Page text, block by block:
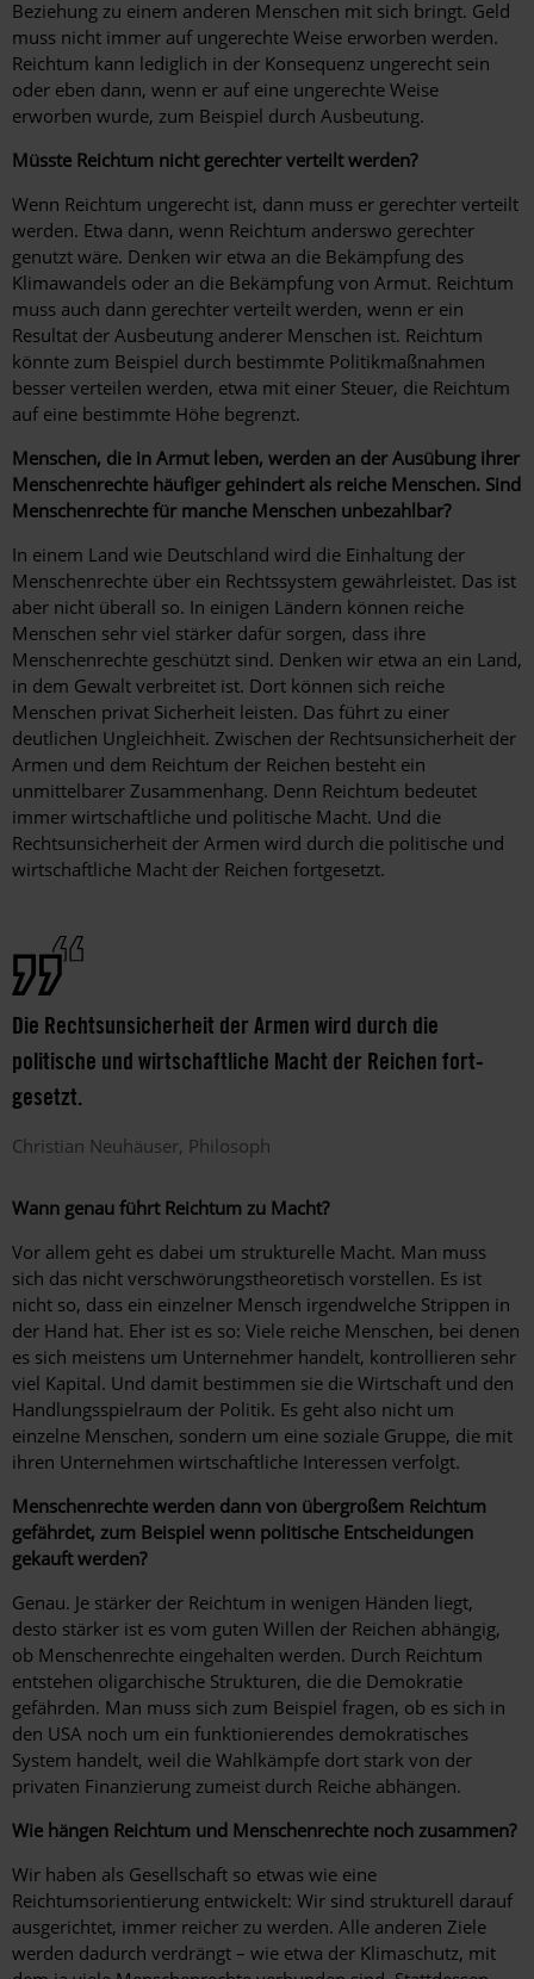
Beziehung zu einem anderen Menschen mit sich bringt. Geld
muss nicht immer auf ungerechte Weise erworben werden.
Reichtum kann lediglich in der Konsequenz ungerecht sein
oder eben dann, wenn er auf eine ungerechte Weise
erworben wurde, zum Beispiel durch Ausbeutung.
Müsste Reichtum nicht gerechter verteilt werden?
Wenn Reichtum ungerecht ist, dann muss er gerechter verteilt
werden. Etwa dann, wenn Reichtum anderswo gerechter
genutzt wäre. Denken wir etwa an die Bekämpfung des
Klimawandels oder an die Bekämpfung von Armut. Reichtum
muss auch dann gerechter verteilt werden, wenn er ein
Resultat der Ausbeutung anderer Menschen ist. Reichtum
könnte zum Beispiel durch bestimmte Politikmaßnahmen
besser verteilen werden, etwa mit einer Steuer, die Reichtum
auf eine bestimmte Höhe begrenzt.
Menschen, die in Armut leben, werden an der Ausübung ihrer
Menschenrechte häufiger gehindert als reiche Menschen. Sind
Menschenrechte für manche Menschen unbezahlbar?
In einem Land wie Deutschland wird die Einhaltung der
Menschenrechte über ein Rechtssystem gewährleistet. Das ist
aber nicht überall so. In einigen Ländern können reiche
Menschen sehr viel stärker dafür sorgen, dass ihre
Menschenrechte geschützt sind. Denken wir etwa an ein Land,
in dem Gewalt verbreitet ist. Dort können sich reiche
Menschen privat Sicherheit leisten. Das führt zu einer
deutlichen Ungleichheit. Zwischen der Rechtsunsicherheit der
Armen und dem Reichtum der Reichen besteht ein
unmittelbarer Zusammenhang. Denn Reichtum bedeutet
immer wirtschaftliche und politische Macht. Und die
Rechtsunsicherheit der Armen wird durch die politische und
wirtschaftliche Macht der Reichen fortgesetzt.
Die Rechtsunsicherheit der Armen wird durch die
politische und wirtschaftliche Macht der Reichen fort­
gesetzt.
Christian Neuhäuser Philosoph
Wann genau führt Reichtum zu Macht?
Vor allem geht es dabei um strukturelle Macht. Man muss
sich das nicht verschwörungstheoretisch vorstellen. Es ist
nicht so, dass ein einzelner Mensch irgendwelche Strippen in
der Hand hat. Eher ist es so: Viele reiche Menschen, bei denen
es sich meistens um Unternehmer handelt, kontrollieren sehr
viel Kapital. Und damit bestimmen sie die Wirtschaft und den
Handlungsspielraum der Politik. Es geht also nicht um
einzelne Menschen, sondern um eine soziale Gruppe, die mit
ihren Unternehmen wirtschaftliche Interessen verfolgt.
Menschenrechte werden dann von übergroßem Reichtum
gefährdet, zum Beispiel wenn politische Entscheidungen
gekauft werden?
Genau. Je stärker der Reichtum in wenigen Händen liegt,
desto stärker ist es vom guten Willen der Reichen abhängig,
ob Menschenrechte eingehalten werden. Durch Reichtum
entstehen oligarchische Strukturen, die die Demokratie
gefährden. Man muss sich zum Beispiel fragen, ob es sich in
den USA noch um ein funktionierendes demokratisches
System handelt, weil die Wahlkämpfe dort stark von der
privaten Finanzierung zumeist durch Reiche abhängen.
Wie hängen Reichtum und Menschenrechte noch zusammen?
Wir haben als Gesellschaft so etwas wie eine
Reichtumsorientierung entwickelt: Wir sind strukturell darauf
ausgerichtet, immer reicher zu werden. Alle anderen Ziele
werden dadurch verdrängt – wie etwa der Klimaschutz, mit